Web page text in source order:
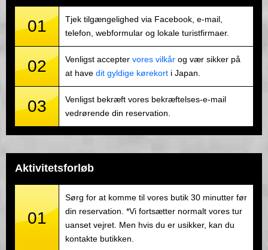
01
Tjek tilgængelighed via Facebook, e-mail,
telefon, webformular og lokale turistfirmaer.
02 Venligst accepter vores vilkår og vær sikker på
at have dit gyldige kørekort i Japan.
03
Venligst bekræft vores bekræftelses-e-mail
vedrørende din reservation.
Aktivitetsforløb
01
Sørg for at komme til vores butik 30 minutter før
din reservation. *Vi fortsætter normalt vores tur
uanset vejret. Men hvis du er usikker, kan du
kontakte butikken.